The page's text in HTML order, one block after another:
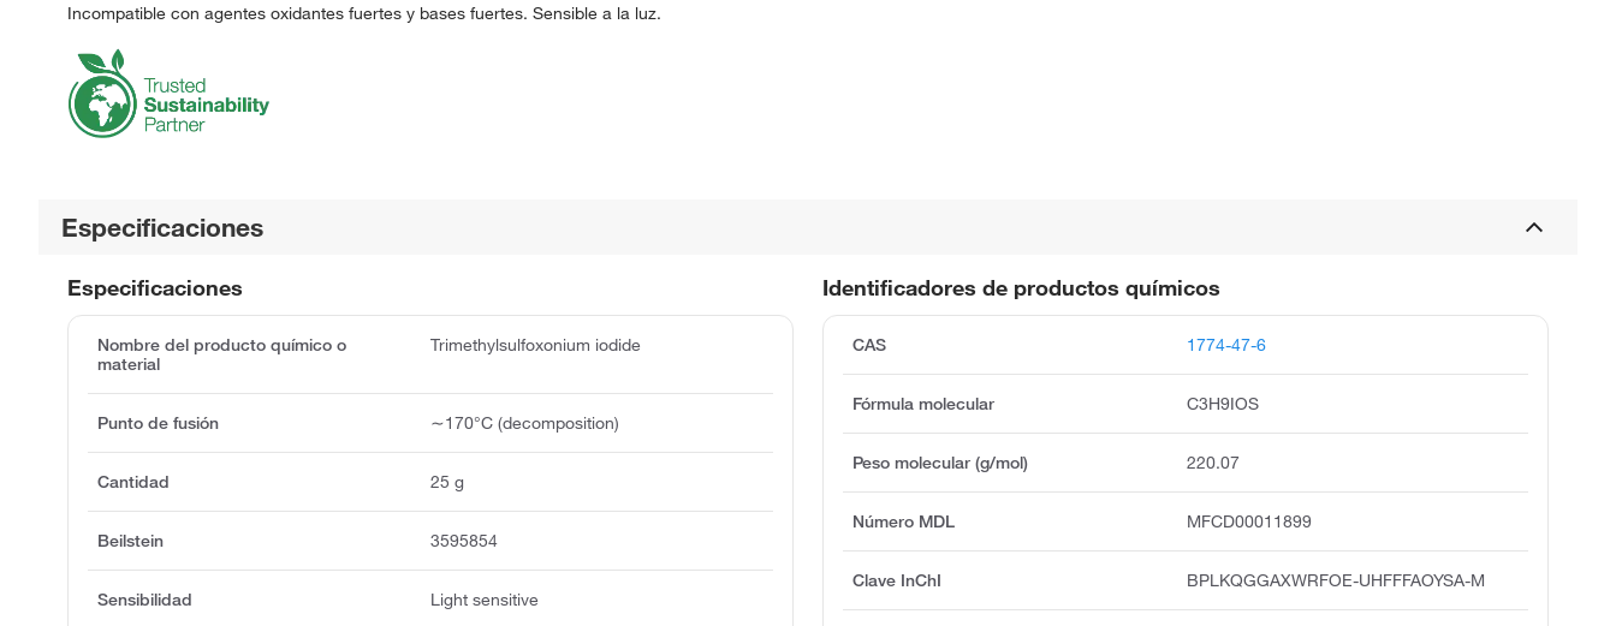
Incompatible con agentes oxidantes fuertes y bases fuertes. Sensible a la luz.
Especificaciones
Identificadores de productos químicos
CAS 1774-47-6
Fórmula molecular C3H9IOS
Peso molecular (g/mol) 220.07
Número MDL MFCD00011899
Clave InChI BPLKQGGAXWRFOE-UHFFFAOYSA-M
Especificaciones
Nombre del producto químico o
material
Trimethylsulfoxonium iodide
Punto de fusión ∼170°C (decomposition)
Cantidad 25 g
Beilstein 3595854
Sensibilidad Light sensitive